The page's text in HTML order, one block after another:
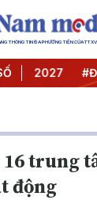
THÔNG TIN ĐA PHƯƠNG TIỆN CỦA
2027 #Đưa
trung
động